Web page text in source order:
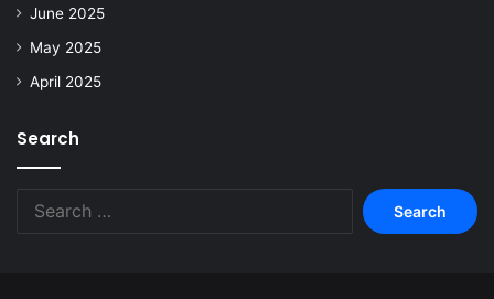
June 2025
May 2025
April 2025
Search